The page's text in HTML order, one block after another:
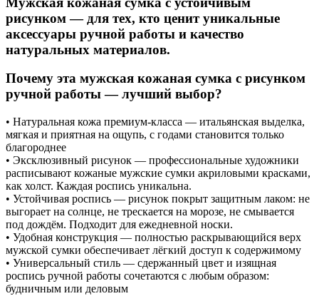
рисунком — для тех, кто ценит уникальные
аксессуары ручной работы и качество
натуральных материалов.
Почему эта мужская кожаная сумка с рисунком
ручной работы — лучший выбор?
• Натуральная кожа премиум-класса — итальянская выделка,
мягкая и приятная на ощупь, с годами становится только
благороднее
• Эксклюзивный рисунок — профессиональные художники
расписывают кожаные мужские сумки акриловыми красками,
как холст. Каждая роспись уникальна.
• Устойчивая роспись — рисунок покрыт защитным лаком: не
выгорает на солнце, не трескается на морозе, не смывается
под дождём. Подходит для ежедневной носки.
• Удобная конструкция — полностью раскрывающийся верх
мужской сумки обеспечивает лёгкий доступ к содержимому
• Универсальный стиль — сдержанный цвет и изящная
роспись ручной работы сочетаются с любым образом:
будничным или деловым